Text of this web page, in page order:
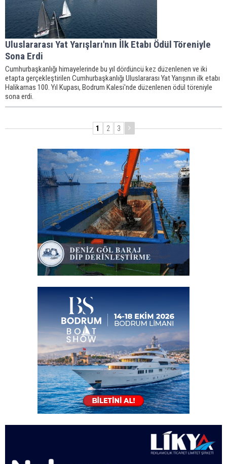
Uluslararası Yat Yarışları'nın İlk Etabı Ödül Töreniyle
Sona Erdi
Cumhurbaşkanlığı himayelerinde bu yıl dördüncü kez düzenlenen ve iki
etapta gerçekleştirilen Cumhurbaşkanlığı Uluslararası Yat Yarışının ilk etabı
Halikarnas 100. Yıl Kupası, Bodrum Kalesi'nde düzenlenen ödül töreniyle
sona erdi.
1 2 3